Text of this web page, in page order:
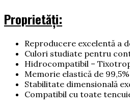
Proprietăți:
Reproducere excelentă a
Culori studiate pentru
Hidrocompatibil –
Memorie elastică de 99,5%
Stabilitate dimensională
Compatibil cu toate